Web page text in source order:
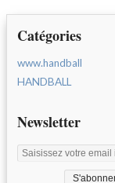
Catégories
www.handball
HANDBALL
Newsletter